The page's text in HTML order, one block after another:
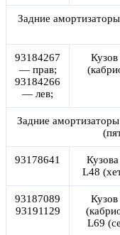
Задние
93184267
— прав;
93184266
— лев;
Задние
93178641
L48
93187089
93191129
L69